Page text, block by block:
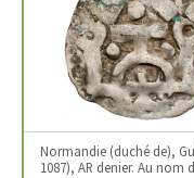
Normandie (duché de),
1087), AR denier. Au nom